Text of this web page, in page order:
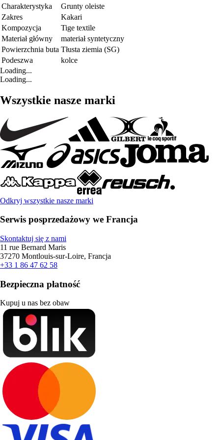
Charakterystyka
Grunty oleiste
Zakres
Kakari
Kompozycja
Tige textile
Materiał główny
materiał syntetyczny
Powierzchnia buta Tłusta ziemia (SG)
Podeszwa
kolce
Loading...
Loading...
Wszystkie nasze marki
Odkryj wszystkie nasze marki
Serwis posprzedażowy we Francja
Skontaktuj się z nami
11 rue Bernard Maris
37270 Montlouis-sur-Loire, Francja
+33 1 86 47 62 58
Bezpieczna płatność
Kupuj u nas bez obaw